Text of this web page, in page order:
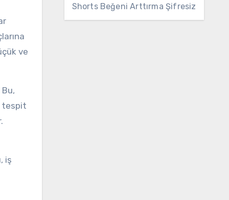
ve
tespit
iş
Shorts Beğeni Arttırma Şifresiz